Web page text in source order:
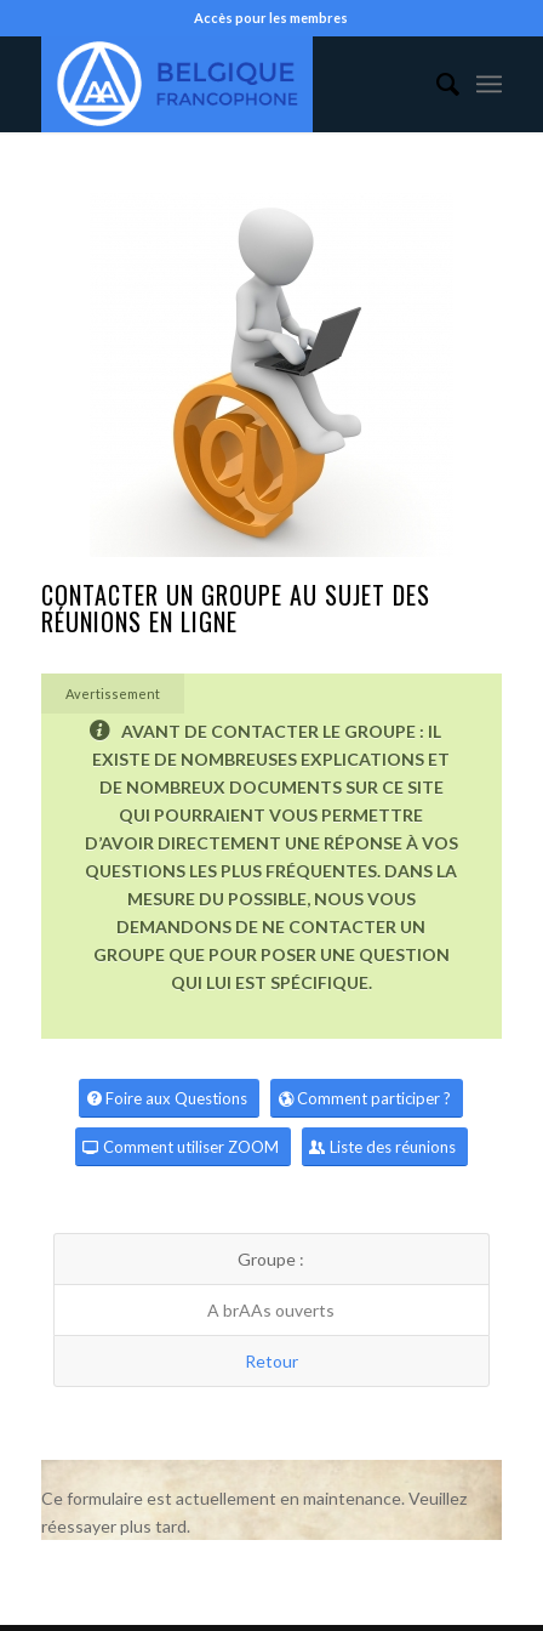
Accès pour les membres
CONTACTER UN GROUPE AU SUJET DES
RÉUNIONS EN LIGNE
Avertissement
AVANT DE CONTACTER LE GROUPE : IL
EXISTE DE NOMBREUSES EXPLICATIONS ET
DE NOMBREUX DOCUMENTS SUR CE SITE
QUI POURRAIENT VOUS PERMETTRE
D’AVOIR DIRECTEMENT UNE RÉPONSE À VOS
QUESTIONS LES PLUS FRÉQUENTES. DANS LA
MESURE DU POSSIBLE, NOUS VOUS
DEMANDONS DE NE CONTACTER UN
GROUPE QUE POUR POSER UNE QUESTION
QUI LUI EST SPÉCIFIQUE.
Foire aux Questions Comment participer ?
Comment utiliser ZOOM Liste des réunions
Groupe :
A brAAs ouverts
Retour
Ce formulaire est actuellement en maintenance. Veuillez
réessayer plus tard.